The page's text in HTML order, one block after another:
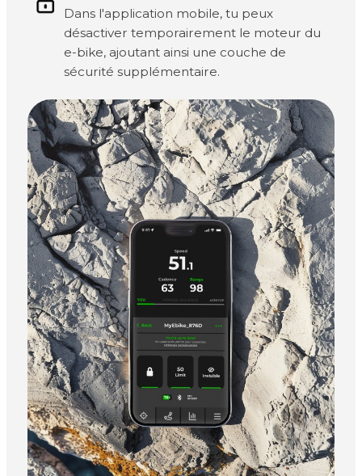
Dans l'application mobile, tu peux
désactiver temporairement le moteur du
e-bike, ajoutant ainsi une couche de
sécurité supplémentaire.